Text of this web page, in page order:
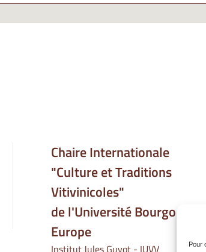
Pour
Chaire Internationale
"Culture et Traditions
Vitivinicoles"
de l'Université Bourgogne
Europe